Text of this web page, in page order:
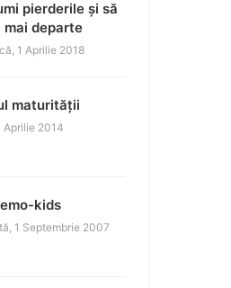
pierderile și să
mai departe
1 Aprilie 2018
maturității
Aprilie 2014
kids
1 Septembrie 2007